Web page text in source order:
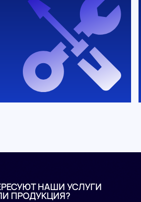
НАШИ УСЛУГИ
ПРОДУКЦИЯ?